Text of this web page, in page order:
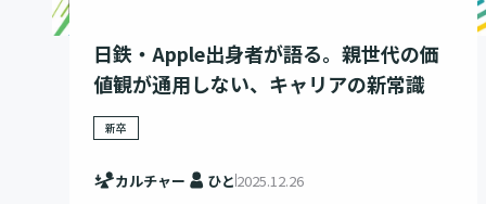
日鉄・Apple出身者が語る。親世代の価
値観が通用しない、キャリアの新常識
新卒
カルチャー ひと 2025.12.26